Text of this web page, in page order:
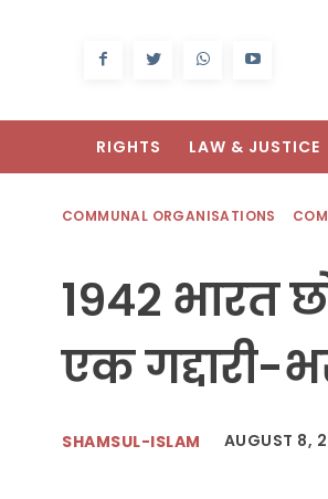
RIGHTS LAW & JUSTICE
COMMUNAL ORGANISATIONS
१९४२ भारत
एक गद्दारी-
SHAMSUL-ISLAM AUGUST 8,